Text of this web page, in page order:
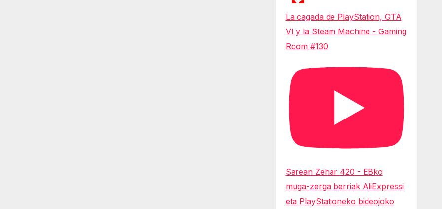
La cagada de PlayStation, GTA
VI y la Steam Machine - Gaming
Room #130
Sarean Zehar 420 - EBko
muga-zerga berriak AliExpressi
eta PlayStationeko bideojoko